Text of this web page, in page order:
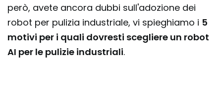
però, avete ancora dubbi sull'adozione dei
robot per pulizia industriale, vi spieghiamo i 5
motivi per i quali dovresti scegliere un robot
AI per le pulizie industriali.